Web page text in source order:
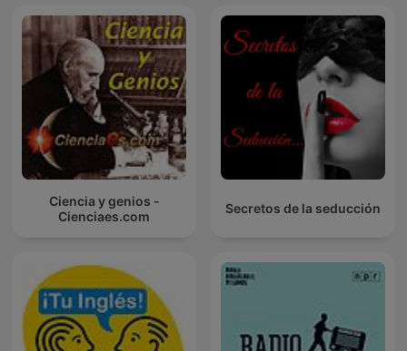
Ciencia y genios -
Cienciaes.com
Secretos de la seducción